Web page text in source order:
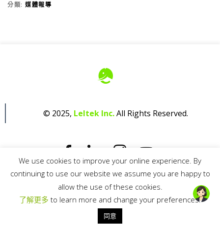
分類: 媒體報導
© 2025, Leltek Inc.All Rights Reserved.
We use cookies to improve your online experience. By
continuing to use our website we assume you are happy to
allow the use of these cookies.
了解更多 to learn more and change your preferences.
同意